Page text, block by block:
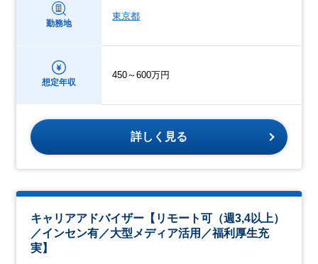
勤務地
東京都
想定年収
450～600万円
詳しく見る
キャリアアドバイザー【リモート可（週3,4以上）
／インセン有／大型メディア活用／福利厚生充
実】